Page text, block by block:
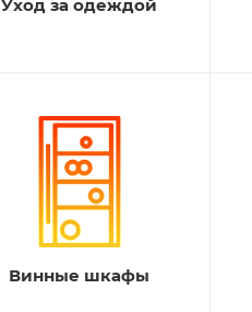
Уход за одеждой
Винные шкафы